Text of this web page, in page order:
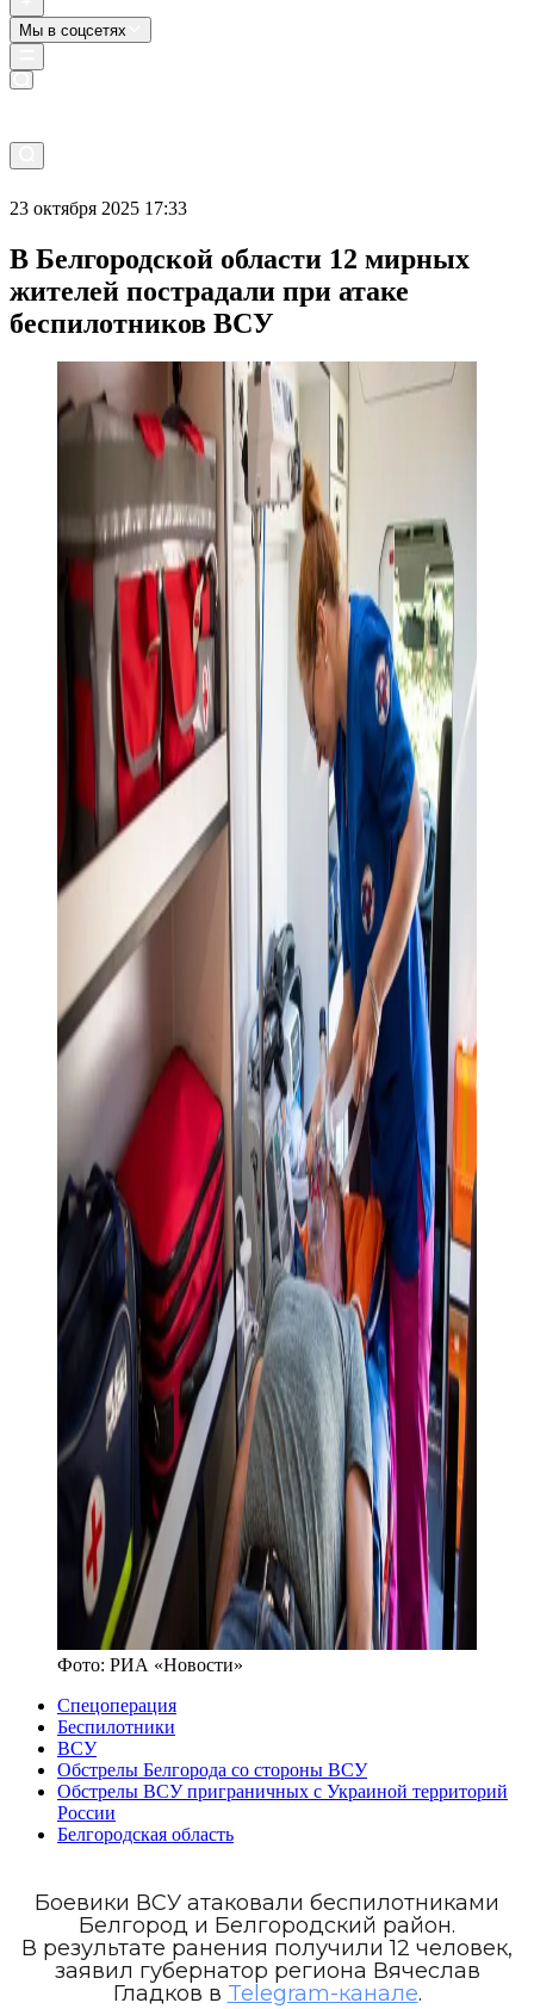
Мы в соцсетях
23 октября 2025 17:33
В Белгородской области 12 мирных
жителей пострадали при атаке
беспилотников ВСУ
Фото: РИА «Новости»
Спецоперация
Беспилотники
ВСУ
Обстрелы Белгорода со стороны ВСУ
Обстрелы ВСУ приграничных с Украиной территорий
России
Белгородская область
Боевики ВСУ атаковали беспилотниками
Белгород и Белгородский район.
В результате ранения получили 12 человек,
заявил губернатор региона Вячеслав
Гладков в Telegram-канале.